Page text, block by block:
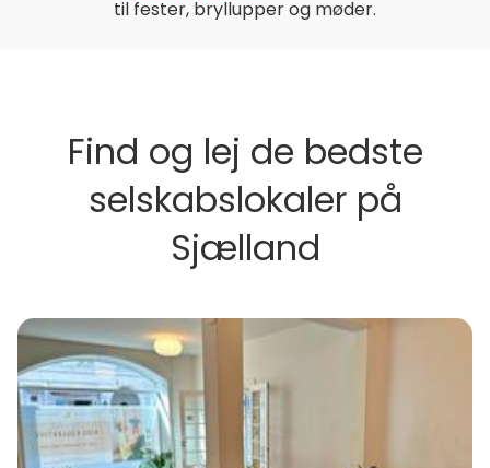
til fester, bryllupper og møder.
Find og lej de bedste
selskabslokaler på
Sjælland